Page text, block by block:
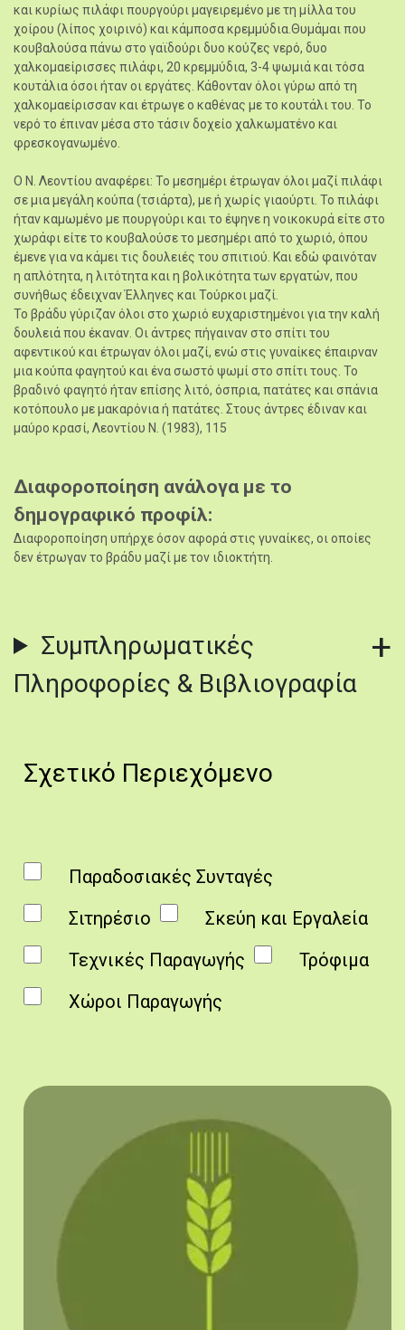
και κυρίως πιλάφι πουργούρι μαγειρεμένο με τη μίλλα του
χοίρου (λίπος χοιρινό) και κάμποσα κρεμμύδια.Θυμάμαι που
κουβαλούσα πάνω στο γαϊδούρι δυο κούζες νερό, δυο
χαλκομαείρισσες πιλάφι, 20 κρεμμύδια, 3-4 ψωμιά και τόσα
κουτάλια όσοι ήταν οι εργάτες. Κάθονταν όλοι γύρω από τη
χαλκομαείρισσαν και έτρωγε ο καθένας με το κουτάλι του. Το
νερό το έπιναν μέσα στο τάσιν δοχείο χαλκωματένο και
φρεσκογανωμένο.
Ο Ν. Λεοντίου αναφέρει: Το μεσημέρι έτρωγαν όλοι μαζί πιλάφι
σε μια μεγάλη κούπα (τσιάρτα), με ή χωρίς γιαούρτι. Το πιλάφι
ήταν καμωμένο με πουργούρι και το έψηνε η νοικοκυρά είτε στο
χωράφι είτε το κουβαλούσε το μεσημέρι από το χωριό, όπου
έμενε για να κάμει τις δουλειές του σπιτιού. Και εδώ φαινόταν
η απλότητα, η λιτότητα και η βολικότητα των εργατών, που
συνήθως έδειχναν Έλληνες και Τούρκοι μαζί.
Το βράδυ γύριζαν όλοι στο χωριό ευχαριστημένοι για την καλή
δουλειά που έκαναν. Οι άντρες πήγαιναν στο σπίτι του
αφεντικού και έτρωγαν όλοι μαζί, ενώ στις γυναίκες έπαιρναν
μια κούπα φαγητού και ένα σωστό ψωμί στο σπίτι τους. Το
βραδινό φαγητό ήταν επίσης λιτό, όσπρια, πατάτες και σπάνια
κοτόπουλο με μακαρόνια ή πατάτες. Στους άντρες έδιναν και
μαύρο κρασί, Λεοντίου Ν. (1983), 115
Διαφοροποίηση ανάλογα με το
δημογραφικό προφίλ
Διαφοροποίηση υπήρχε όσον αφορά στις γυναίκες, οι οποίες
δεν έτρωγαν το βράδυ μαζί με τον ιδιοκτήτη.
Συμπληρωματικές
Πληροφορίες & Βιβλιογραφία
Σχετικό Περιεχόμενο
Παραδοσιακές Συνταγές
Σιτηρέσιο
Σκεύη και Εργαλεία
Τεχνικές Παραγωγής
Τρόφιμα
Χώροι Παραγωγής